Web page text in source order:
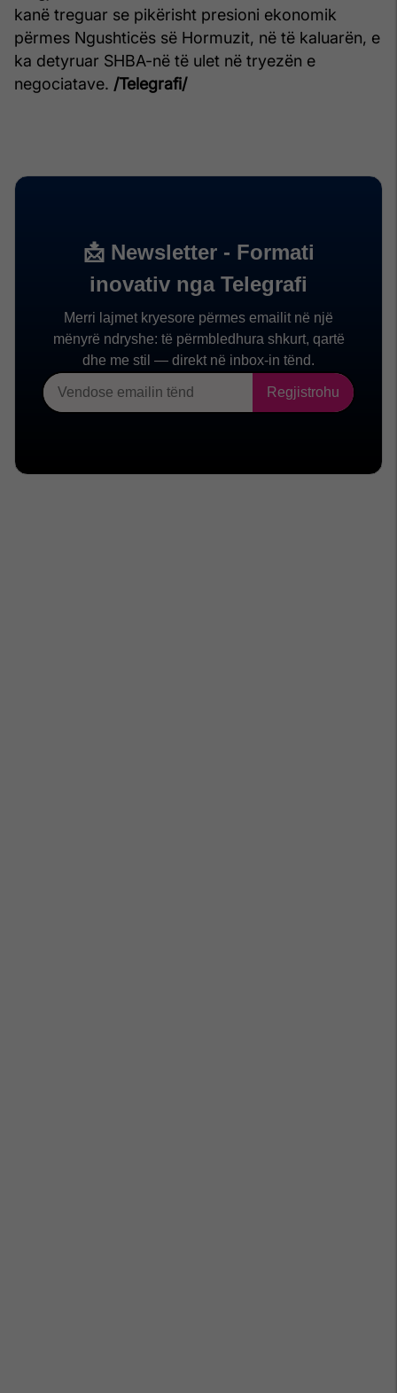
kanë treguar se pikërisht presioni ekonomik
përmes Ngushticës së Hormuzit, në të kaluarën, e
ka detyruar SHBA-në të ulet në tryezën e
negociatave. /Telegrafi/